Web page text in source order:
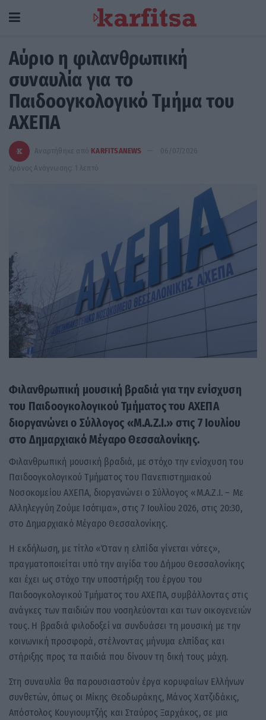
Αύριο η φιλανθρωπική
συναυλία για το
Παιδοογκολογικό Τμήμα του
ΑΧΕΠΑ
Αναρτήθηκε από KARFITSANEWS
06/07/2026
Χρόνος Ανάγνωσης: 1 λεπτό
Φιλανθρωπική μουσική βραδιά για την ενίσχυση
του Παιδοογκολογικού Τμήματος του ΑΧΕΠΑ
διοργανώνει ο Σύλλογος «Μ.Α.Ζ.Ι.» στις 7 Ιουλίου
στο Δημαρχιακό Μέγαρο Θεσσαλονίκης.
Φιλανθρωπική μουσική βραδιά, με στόχο την ενίσχυση του
Παιδοογκολογικού Τμήματος του Πανεπιστημιακού
Νοσοκομείου ΑΧΕΠΑ, διοργανώνει ο Σύλλογος «Μ.Α.Ζ.Ι. – Με
Αλληλεγγύη Ζούμε Ισότιμα», στις 7 Ιουλίου 2026, στις 20:30,
στο Δημαρχιακό Μέγαρο Θεσσαλονίκης.
Η εκδήλωση, με τίτλο «Όταν η ελπίδα γίνεται νότες»,
πραγματοποιείται υπό την αιγίδα του Δήμου Θεσσαλονίκης
και έχει ως στόχο την υποστήριξη του έργου του
Παιδοογκολογικού Τμήματος του ΑΧΕΠΑ, συμβάλλοντας στις
ανάγκες των παιδιών που νοσηλεύονται και των οικογενειών
τους. Η βραδιά φιλοδοξεί να συνδυάσει τη μουσική με την
κοινωνική προσφορά, στέλνοντας μήνυμα ελπίδας και
στήριξης προς τα παιδιά που δίνουν τη δική τους μάχη.
Στη συναυλία θα παρουσιαστούν έργα κορυφαίων Ελλήνων
συνθετών, όπως οι Μίκης Θεοδωράκης, Μάνος Χατζιδάκις,
Απόστολος Κουγιουμτζής και Σταύρος Ξαρχάκος, σε μια